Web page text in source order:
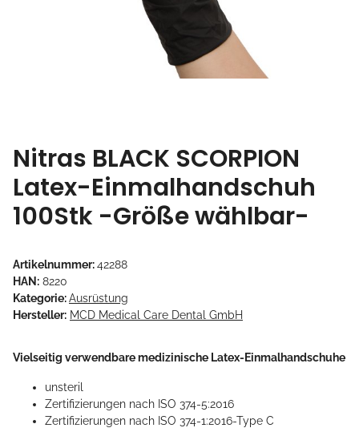
Nitras BLACK SCORPION
Latex-Einmalhandschuh
100Stk -Größe wählbar-
Artikelnummer:42288
HAN: 8220
Kategorie:Ausrüstung
Hersteller: MCD Medical Care Dental GmbH
Vielseitig verwendbare medizinische Latex-Einmalhandschuhe
unsteril
Zertifizierungen nach ISO 374-5:2016
Zertifizierungen nach ISO 374-1:2016-Type C